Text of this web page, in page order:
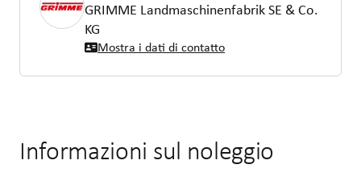
GRIMME Landmaschinenfabrik SE & Co.
KG
Mostra i dati di contatto
Informazioni sul noleggio